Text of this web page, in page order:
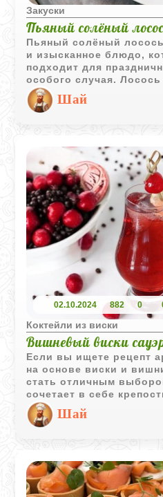
Закуски
Пьяный солёный
Пьяный солёный
и изысканное блюдо,
подходит для
особого случая.
соли, сахара и
неповторимый вкус и
Шай
02.10.2024 882 0
Коктейли из виски
Вишневый виски
Если вы ищете рецепт
на основе виски и
стать отличным
сочетает в себе
вишни и свежесть
богатый и изысканный
подойдет для любого
Шай